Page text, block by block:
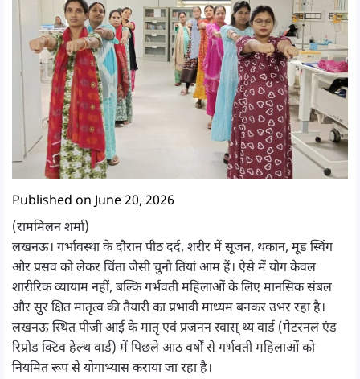
Published on June 20, 2026
(राममिलन शर्मा)
लखनऊ। गर्भावस्था के दौरान पीठ दर्द, शरीर में सूजन, थकान, मूड स्विंग
और प्रसव को लेकर चिंता जैसी चुनौ तियां आम हैं। ऐसे में योग केवल
शारीरिक व्यायाम नहीं, बल्कि गर्भवती महिलाओं के लिए मानसिक संबल
और सुर क्षित मातृत्व की तैयारी का प्रभावी माध्यम बनकर उभर रहा है।
लखनऊ स्थित पीजी आई के मातृ एवं प्रजनन स्वास् थ्य वार्ड (मेटरनल एंड
रिप्रोड क्टिव हेल्थ वार्ड) में पिछले आठ वर्षों से गर्भवती महिलाओं को
नियमित रूप से योगाभ्यास कराया जा रहा है।